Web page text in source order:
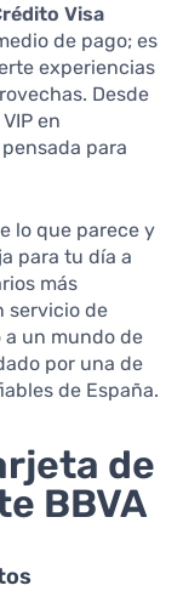
Visa
de pago; es
experiencias
Desde
en
para
lo que parece y
para tu día a
más
servicio de
un mundo de
por una de
de España.
de
BBVA